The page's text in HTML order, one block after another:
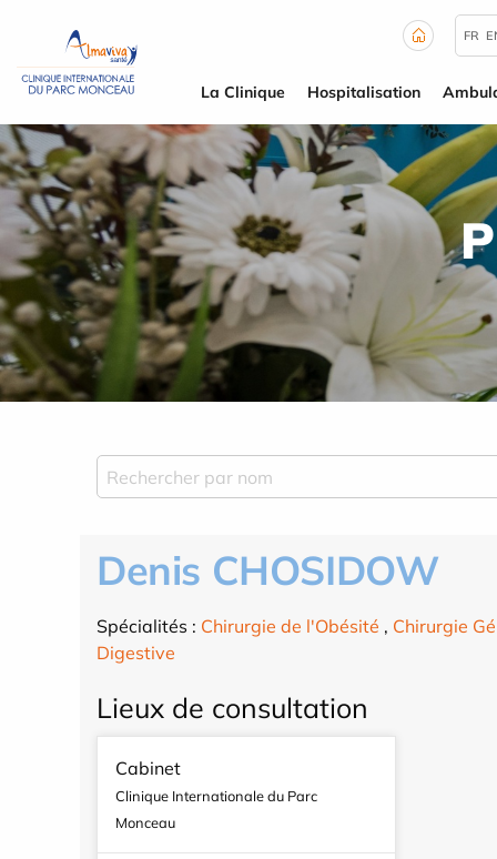
FR
La Clinique Hospitalisation
Denis CHOSIDOW
Spécialités : Chirurgie de l'Obésité , Chirurgie
Digestive
Lieux de consultation
Cabinet
Clinique Internationale du Parc
Monceau